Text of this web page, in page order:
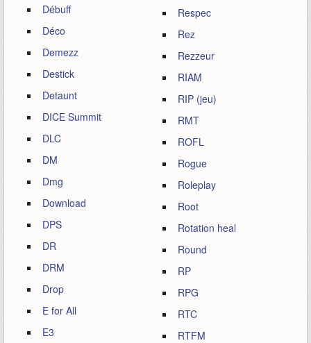
Débuff
Déco
Demezz
Destick
Detaunt
DICE Summit
DLC
DM
Dmg
Download
DPS
DR
DRM
Drop
E for All
E3
Respec
Rez
Rezzeur
RIAM
RIP (jeu)
RMT
ROFL
Rogue
Roleplay
Root
Rotation heal
Round
RP
RPG
RTC
RTFM